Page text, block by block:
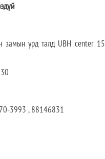
замын урд талд UBH center 15
3993 , 88146831